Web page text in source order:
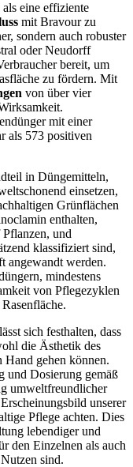
eine effiziente
mit Bravour zu
sondern auch robuster
oder Neudorff
bereit, um
zu fördern. Mit
von über vier
mit einer
als 573 positiven
in Düngemitteln,
einsetzen,
Grünflächen
enthalten,
und
klassifiziert sind,
angewandt werden.
mindestens
von Pflegezyklen
sich festhalten, dass
die Ästhetik des
Hand gehen können.
und Dosierung gemäß
umweltfreundlicher
unserer
Pflege achten. Dies
lebendiger und
den Einzelnen als auch
sind.